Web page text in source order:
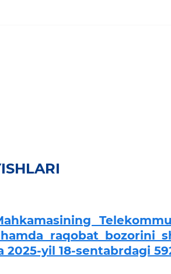
raqobat bozorini
2025-yil 18-sentabrdagi